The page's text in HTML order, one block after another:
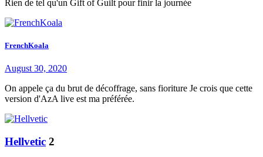
Rien de tel qu'un Gift of Guilt pour finir la journée
FrenchKoala
August 30, 2020
On appele ça du brut de décoffrage, sans fioriture Je crois que cette
version d'AzA live est ma préférée.
Hellvetic 2